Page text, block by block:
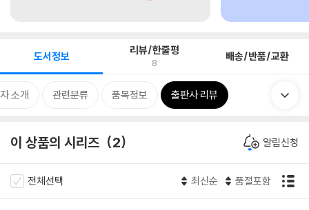
도서정보 리뷰/한줄평
8 배송/반품/교환
소개 관련분류 품목정보 출판사 리뷰
이 상품의 시리즈 2 알림신청
전체선택 최신순 품절포함